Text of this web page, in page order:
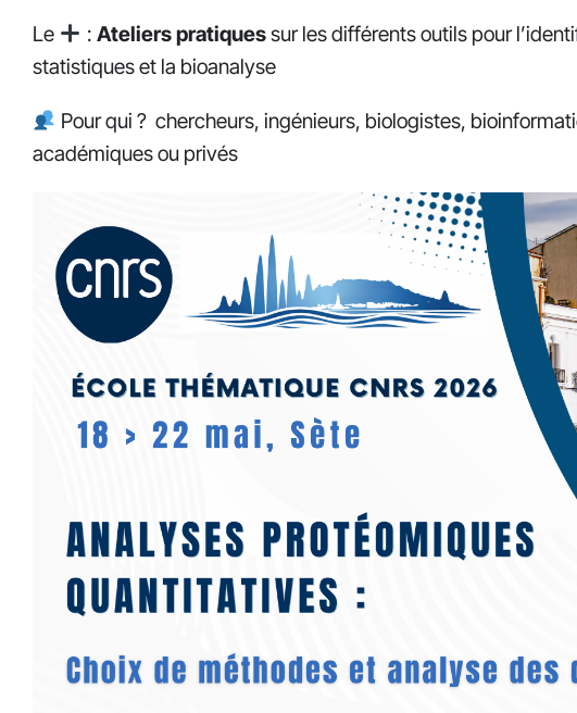
Le : Ateliers pratiquessur les différents outils pour
statistiques et la bioanalyse
Pour qui ? chercheurs, ingénieurs, biologistes,
académiques ou privés